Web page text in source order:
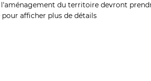
du territoire devront
afficher plus de détails